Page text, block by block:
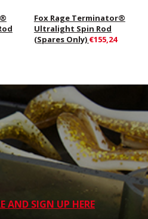
Fox Rage Terminator®
Ultralight Spin Rod
(Spares Only) €155,24
AND SIGN UP HERE